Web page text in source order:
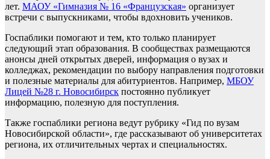
лет. МАОУ «Гимназия № 16 «Французская» организует
встречи с выпускниками, чтобы вдохновить учеников.
Госпаблики помогают и тем, кто только планирует
следующий этап образования. В сообществах размещаются
анонсы дней открытых дверей, информация о вузах и
колледжах, рекомендации по выбору направления подготовки
и полезные материалы для абитуриентов. Например, МБОУ
Лицей №28 г. Новосибирск постоянно публикует
информацию, полезную для поступления.
Также госпаблики региона ведут рубрику «Гид по вузам
Новосибирской области», где рассказывают об университетах
региона, их отличительных чертах и специальностях.